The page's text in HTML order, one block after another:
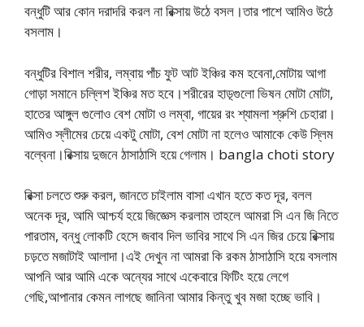
বন্ধুটি আর কোন দরাদরি করল না রিক্সায় উঠে বসল।তার পাশে আমিও উঠে
বসলাম।
বন্ধুটির বিশাল শরীর, লম্বায় পাঁচ ফুট আট ইঞ্চির কম হবেনা,মোটায় আগা
গোড়া সমানে চল্লিশ ইঞ্চির মত হবে।শরীরের হাড়্গুলো ভিষন মোটা মোটা,
হাতের আঙ্গুল গুলোও বেশ মোটা ও লম্বা, গায়ের রং শ্যামলা শ্রুশি চেহারা।
আমিও স্লীমের চেয়ে একটু মোটা, বেশ মোটা না হলেও আমাকে কেউ স্লিম
বল্বেনা।রিক্সায় দুজনে ঠাসাঠাসি হয়ে গেলাম। bangla choti story
রিক্সা চলতে শুরু করল, জানতে চাইলাম বাসা এখান হতে কত দূর, বলল
অনেক দূর, আমি আশ্চর্য হয়ে জিজ্ঞেস করলাম তাহলে আমরা সি এন জি নিতে
পারতাম, বন্ধু লোকটি হেসে জবাব দিল ভাবির সাথে সি এন জির চেয়ে রিক্সায়
চড়তে মজাটাই আলাদা।এই দেখুন না আমরা কি রকম ঠাসাঠাসি হয়ে বসলাম
আপনি আর আমি একে অন্যের সাথে একেবারে ফিটিং হয়ে লেগে
গেছি,আপানার কেমন লাগছে জানিনা আমার কিন্তু খুব মজা হচ্ছে ভাবি।